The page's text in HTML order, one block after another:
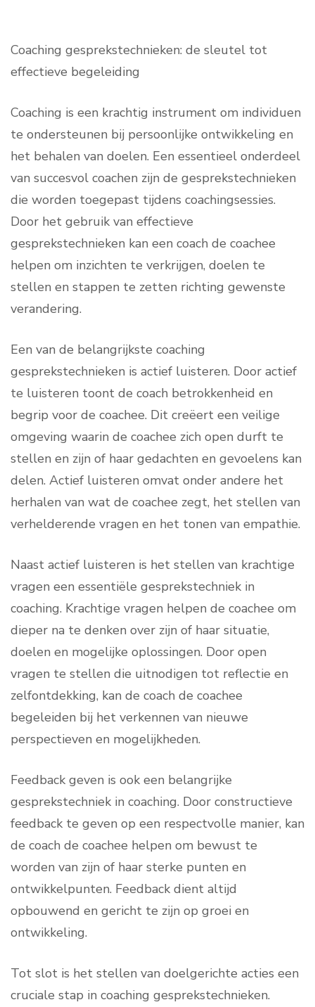
Coaching gesprekstechnieken: de sleutel tot
effectieve begeleiding
Coaching is een krachtig instrument om individuen
te ondersteunen bij persoonlijke ontwikkeling en
het behalen van doelen. Een essentieel onderdeel
van succesvol coachen zijn de gesprekstechnieken
die worden toegepast tijdens coachingsessies.
Door het gebruik van effectieve
gesprekstechnieken kan een coach de coachee
helpen om inzichten te verkrijgen, doelen te
stellen en stappen te zetten richting gewenste
verandering.
Een van de belangrijkste coaching
gesprekstechnieken is actief luisteren. Door actief
te luisteren toont de coach betrokkenheid en
begrip voor de coachee. Dit creëert een veilige
omgeving waarin de coachee zich open durft te
stellen en zijn of haar gedachten en gevoelens kan
delen. Actief luisteren omvat onder andere het
herhalen van wat de coachee zegt, het stellen van
verhelderende vragen en het tonen van empathie.
Naast actief luisteren is het stellen van krachtige
vragen een essentiële gesprekstechniek in
coaching. Krachtige vragen helpen de coachee om
dieper na te denken over zijn of haar situatie,
doelen en mogelijke oplossingen. Door open
vragen te stellen die uitnodigen tot reflectie en
zelfontdekking, kan de coach de coachee
begeleiden bij het verkennen van nieuwe
perspectieven en mogelijkheden.
Feedback geven is ook een belangrijke
gesprekstechniek in coaching. Door constructieve
feedback te geven op een respectvolle manier, kan
de coach de coachee helpen om bewust te
worden van zijn of haar sterke punten en
ontwikkelpunten. Feedback dient altijd
opbouwend en gericht te zijn op groei en
ontwikkeling.
Tot slot is het stellen van doelgerichte acties een
cruciale stap in coaching gesprekstechnieken.